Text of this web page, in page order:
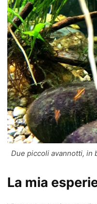
Due piccoli avannotti, in
La mia